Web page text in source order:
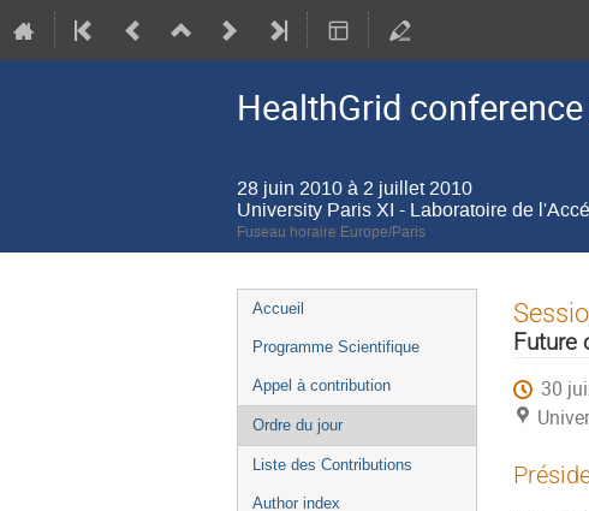
HealthGrid
28 juin 2010 à 2 juillet 2010
University Paris XI - Laboratoire de
Fuseau horaire Europe/Paris
Menu
de
Accueil
Programme Scientifique
Appel à contribution
Ordre du jour
Liste des Contributions
Author index
Future
30